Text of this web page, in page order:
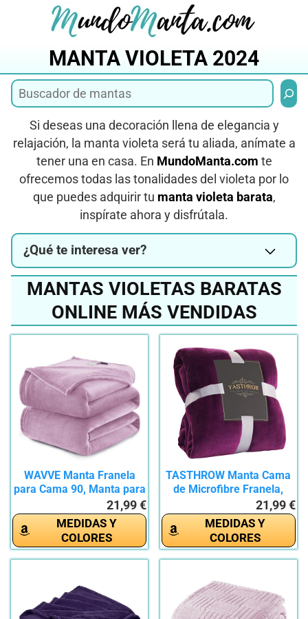
MANTA VIOLETA 2024
Si deseas una decoración llena de elegancia y
relajación, la manta violeta será tu aliada, anímate a
tener una en casa. En MundoManta.com te
ofrecemos todas las tonalidades del violeta por lo
que puedes adquirir tu manta violeta barata,
inspírate ahora y disfrútala.
¿Qué te interesa ver?
MANTAS VIOLETAS BARATAS
ONLINE MÁS VENDIDAS
WAVVE Manta Franela
para Cama 90, Manta para
21,99 €
MEDIDAS Y
COLORES
TASTHROW Manta Cama
de Microfibre Franela,
21,99 €
MEDIDAS Y
COLORES